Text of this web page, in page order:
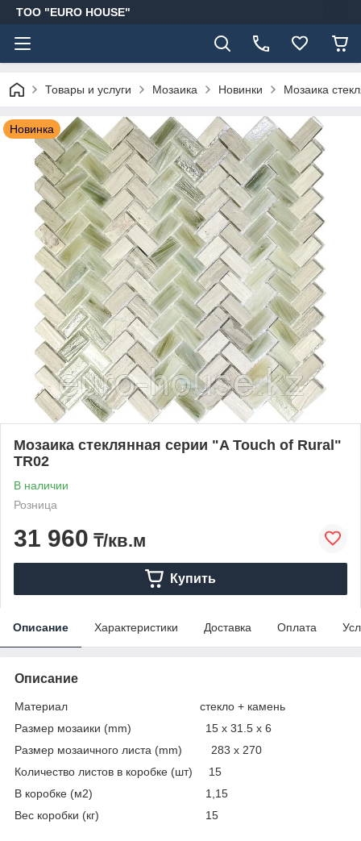
ТОО "EURO HOUSE"
Товары и услуги Мозаика Новинки Мозаика
Новинка
Мозаика стеклянная серии "A Touch of Rural"
TR02
В наличии
Розница
31 960 ₸/кв.м
Купить
Описание Характеристики Доставка Оплата
Описание
Материал стекло + камень
Размер мозаики (mm) 15 x 31.5 x 6
Размер мозаичного листа (mm) 283 x 270
Количество листов в коробке (шт) 15
В коробке (м2) 1,15
Вес коробки (кг) 15